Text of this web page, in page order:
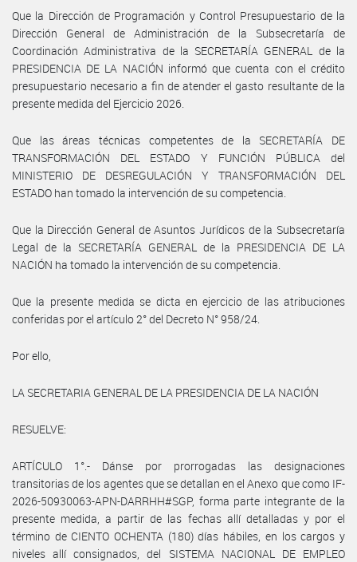
Que la Dirección de Programación y Control Presupuestario de la
Dirección General de Administración de la Subsecretaría de
Coordinación Administrativa de la SECRETARÍA GENERAL de la
PRESIDENCIA DE LA NACIÓN informó que cuenta con el crédito
presupuestario necesario a fin de atender el gasto resultante de la
presente medida del Ejercicio 2026.
Que las áreas técnicas competentes de la SECRETARÍA DE
TRANSFORMACIÓN DEL ESTADO Y FUNCIÓN PÚBLICA del
MINISTERIO DE DESREGULACIÓN Y TRANSFORMACIÓN DEL
ESTADO han tomado la intervención de su competencia.
Que la Dirección General de Asuntos Jurídicos de la Subsecretaría
Legal de la SECRETARÍA GENERAL de la PRESIDENCIA DE LA
NACIÓN ha tomado la intervención de su competencia.
Que la presente medida se dicta en ejercicio de las atribuciones
conferidas por el artículo 2° del Decreto N° 958/24.
Por ello,
LA SECRETARIA GENERAL DE LA PRESIDENCIA DE LA NACIÓN
RESUELVE:
ARTÍCULO 1°.- Dánse por prorrogadas las designaciones
transitorias de los agentes que se detallan en el Anexo que como IF-
2026-50930063-APN-DARRHH#SGP, forma parte integrante de la
presente medida, a partir de las fechas allí detalladas y por el
término de CIENTO OCHENTA (180) días hábiles, en los cargos y
niveles allí consignados, del SISTEMA NACIONAL DE EMPLEO